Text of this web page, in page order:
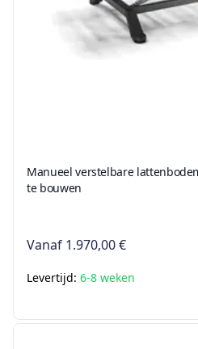
Manueel verstelbare
te bouwen
Vanaf 1.970,00 €
Levertijd: 6-8 weken